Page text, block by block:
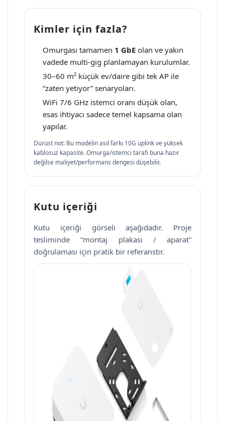
Kimler için fazla?
Omurgası tamamen 1 GbE olan ve yakın
vadede multi-gig planlamayan kurulumlar.
30–60 m² küçük ev/daire gibi tek AP ile
“zaten yetiyor” senaryoları.
WiFi 7/6 GHz istemci oranı düşük olan,
esas ihtiyacı sadece temel kapsama olan
yapılar.
Dürüst not: Bu modelin asıl farkı 10G uplink ve yüksek
kablosuz kapasite. Omurga/istemci tarafı buna hazır
değilse maliyet/performans dengesi düşebilir.
Kutu içeriği
Kutu içeriği görseli aşağıdadır. Proje
tesliminde “montaj plakası / aparat”
doğrulaması için pratik bir referanstır.